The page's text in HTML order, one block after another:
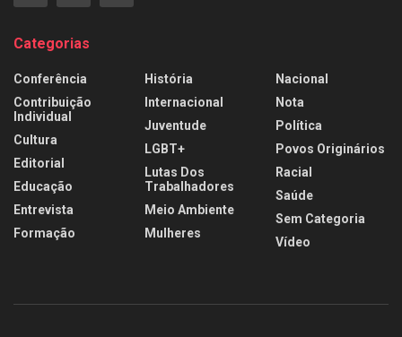
Categorias
Conferência
Contribuição
Individual
Cultura
Editorial
Educação
Entrevista
Formação
História
Internacional
Juventude
LGBT+
Lutas Dos
Trabalhadores
Meio Ambiente
Mulheres
Nacional
Nota
Política
Povos Originários
Racial
Saúde
Sem Categoria
Vídeo